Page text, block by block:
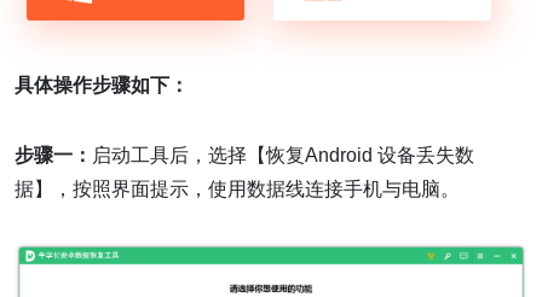
具体操作步骤如下：
步骤一： 启动工具后，选择【恢复Android 设备丢失数
据】，按照界面提示，使用数据线连接手机与电脑。